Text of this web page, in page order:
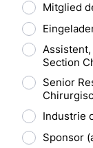
Mitglied
Section
Senior
Industrie
Sponsor